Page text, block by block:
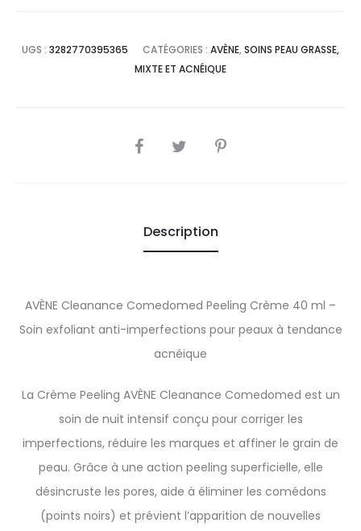
UGS : 3282770395365 CATÉGORIES : AVÈNE, SOINS PEAU GRASSE,
MIXTE ET ACNÉIQUE
SHARE
Description
AVÈNE Cleanance Comedomed Peeling Crème 40 ml –
Soin exfoliant anti-imperfections pour peaux à tendance
acnéique
La Crème Peeling AVÈNE Cleanance Comedomed est un
soin de nuit intensif conçu pour corriger les
imperfections, réduire les marques et affiner le grain de
peau. Grâce à une action peeling superficielle, elle
désincruste les pores, aide à éliminer les comédons
(points noirs) et prévient l’apparition de nouvelles